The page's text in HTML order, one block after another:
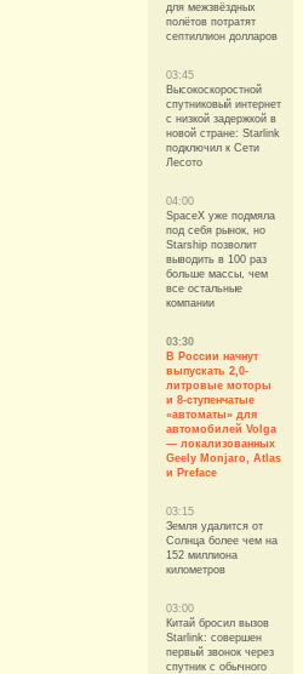
для межзвёздных
полётов потратят
септиллион долларов
03:45
Высокоскоростной
спутниковый интернет
с низкой задержкой в
новой стране: Starlink
подключил к Сети
Лесото
04:00
SpaceX уже подмяла
под себя рынок, но
Starship позволит
выводить в 100 раз
больше массы, чем
все остальные
компании
03:30
В России начнут
выпускать 2,0-
литровые моторы
и 8-ступенчатые
«автоматы» для
автомобилей Volga
— локализованных
Geely Monjaro, Atlas
и Preface
03:15
Земля удалится от
Солнца более чем на
152 миллиона
километров
03:00
Китай бросил вызов
Starlink: совершен
первый звонок через
спутник с обычного